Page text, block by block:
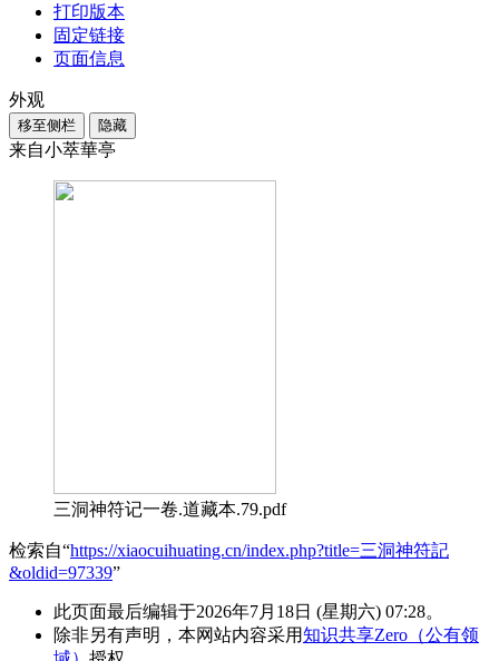
打印版本
固定链接
页面信息
外观
移至侧栏 隐藏
来自小萃華亭
三洞神符记一卷.道藏本.79.pdf
检索自“https://xiaocuihuating.cn/index.php?title=三洞神符記
&oldid=97339”
此页面最后编辑于2026年7月18日 (星期六) 07:28。
除非另有声明，本网站内容采用知识共享Zero（公有领